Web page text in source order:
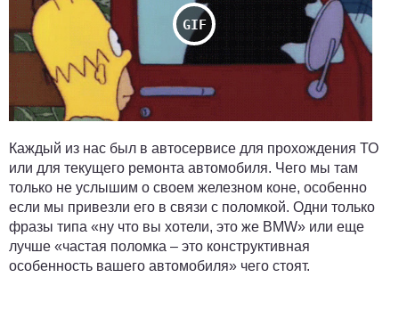
Каждый из нас был в автосервисе для прохождения ТО
или для текущего ремонта автомобиля. Чего мы там
только не услышим о своем железном коне, особенно
если мы привезли его в связи с поломкой. Одни только
фразы типа «ну что вы хотели, это же BMW» или еще
лучше «частая поломка – это конструктивная
особенность вашего автомобиля» чего стоят.